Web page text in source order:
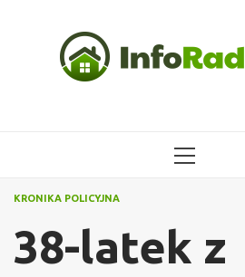
MENU
KRONIKA POLICYJNA
38-latek z